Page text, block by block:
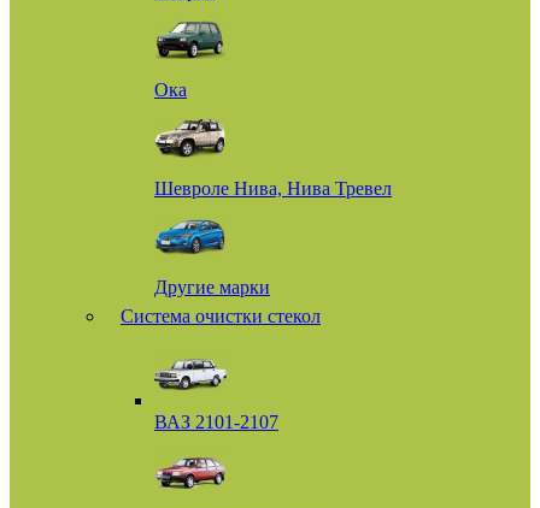
Ока
Шевроле Нива, Нива Тревел
Другие марки
Система очистки стекол
ВАЗ 2101-2107